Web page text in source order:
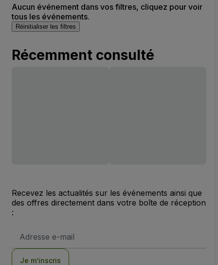
Aucun événement dans vos filtres, cliquez pour voir
tous les événements.
Réinitialiser les filtres
Récemment consulté
Recevez les actualités sur les événements ainsi que
des offres directement dans votre boîte de réception
:
e-
Je m’inscris